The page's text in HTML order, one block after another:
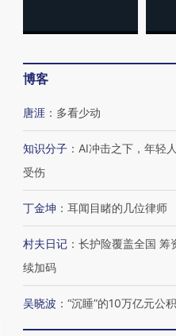
博客
唐涯 ： 多看少动
知识分子 ： AI冲击之下，年轻
受伤
丁金坤 ： 耳闻目睹的几位律师
村夫日记 ： 长护险覆盖全国 筹
续加码
吴晓波 ： “沉睡”的10万亿元公